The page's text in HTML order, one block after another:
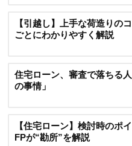
【引越し】上手な荷造り
ごとにわかりやすく解説
住宅ローン、審査で落ちる
の事情」
【住宅ローン】検討時のポ
FPが“勘所”を解説